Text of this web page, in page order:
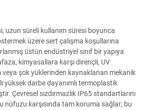
uzun süreli kullanım süresi boyunca
üzere sert çalışma koşullarına
üstün endüstriyel sınıf bir yapıya
kimyasallara karşı dirençli, UV
veya şok yüklerinden kaynaklanan mekanik
yüksek darbe dayanımlı termoplastik
Çevresel sızdırmazlık IP65 standartlarını
nüfuzu karşısında tam koruma sağlar; bu